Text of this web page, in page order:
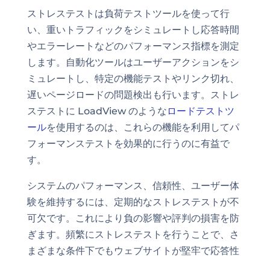
ストレステストは負荷テストツールを使って行
い、重いトラフィックをシミュレートし応答時間
やエラーレートなどのパフォーマンス指標を測定
します。自動化ツールはユーザーアクションをシ
ミュレートし、特定の機能テストやリンク切れ、
遅いページロードの問題検出も行います。ストレ
ステストに LoadView のような ロードテストツ
ールを使用するのは、これらの機能を利用してパ
フォーマンステストを効果的に行うのに有益で
す。
システムのパフォーマンス、信頼性、ユーザー体
験を維持するには、定期的なストレステストが不
可欠です。これにより負の影響や評判の損害を防
ぎます。頻繁にストレステストを行うことで、さ
まざまな条件下でもウェブサイトが堅牢で応答性